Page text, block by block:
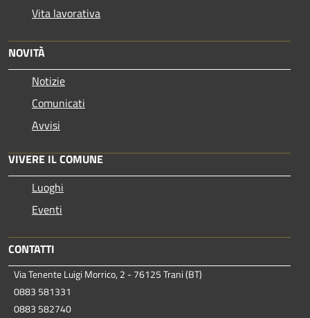
Vita lavorativa
NOVITÀ
Notizie
Comunicati
Avvisi
VIVERE IL COMUNE
Luoghi
Eventi
CONTATTI
Via Tenente Luigi Morrico, 2 - 76125 Trani (BT)
0883 581331
0883 582740